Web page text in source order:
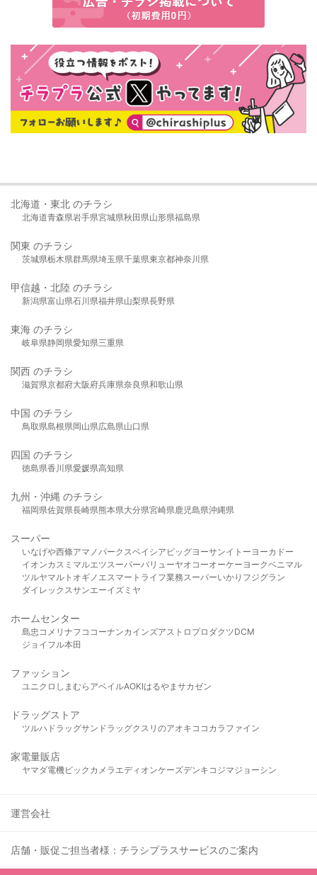
北海道・東北 のチラシ
北海道青森県岩手県宮城県秋田県山形県福島県
関東 のチラシ
茨城県栃木県群馬県埼玉県千葉県東京都神奈川県
甲信越・北陸 のチラシ
新潟県富山県石川県福井県山梨県長野県
東海 のチラシ
岐阜県静岡県愛知県三重県
関西 のチラシ
滋賀県京都府大阪府兵庫県奈良県和歌山県
中国 のチラシ
鳥取県島根県岡山県広島県山口県
四国 のチラシ
徳島県香川県愛媛県高知県
九州・沖縄 のチラシ
福岡県佐賀県長崎県熊本県大分県宮崎県鹿児島県沖縄県
スーパー
いなげや西條アマノパークスベイシア ビッグヨーサンイトーヨーカドー
イオンカスミ マルエツスーパーバリューヤオコーオーケー ヨークベニマル
ツルヤマルト オギノ エスマート ライフ業務スーパーいかり フジグラン
ダイレックスサンエーイズミヤ
ホームセンター
島忠 コメリ ナフコ コーナンカインズアストロプロダクツDCM
ジョイフル本田
ファッション
ユニクロ しまむら アベイルAOKIはるやま サカゼン
ドラッグストア
ツルハドラッグサンドラッグクスリのアオキ ココカラファイン
家電量販店
ヤマダ電機ビックカメラ エディオンケーズデンキ コジマジョーシン
運営会社
店舗・販促ご担当者様：チラシプラスサービスのご案内